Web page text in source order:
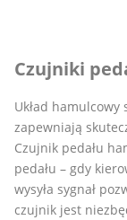
Czujniki
Układ
zapewniają
Czujnik pedału
pedału – gdy
wysyła sygnał
czujnik jest